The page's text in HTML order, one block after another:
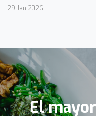
29 Jan 2026
El